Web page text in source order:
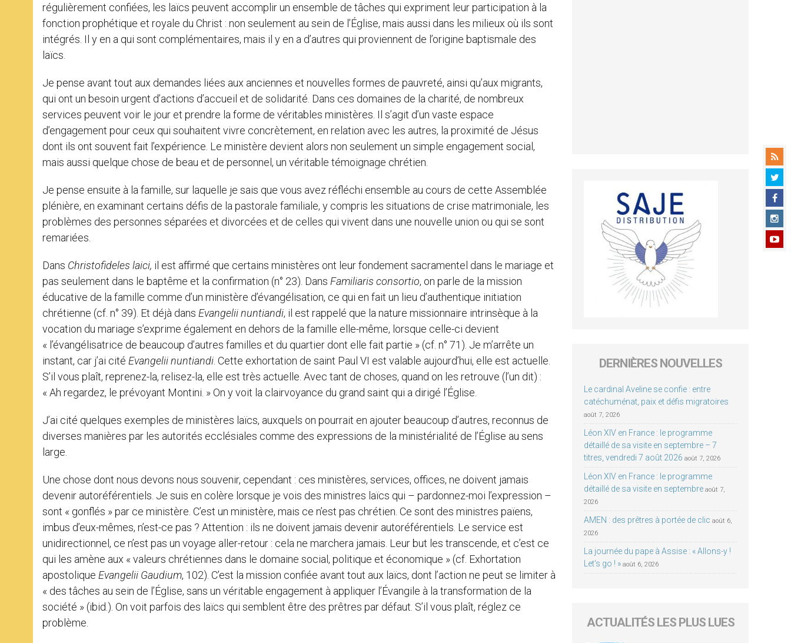
régulièrement confiées, les laïcs peuvent accomplir un ensemble de tâches qui expriment leur participation à la
fonction prophétique et royale du Christ : non seulement au sein de l’Église, mais aussi dans les milieux où ils sont
intégrés. Il y en a qui sont complémentaires, mais il y en a d’autres qui proviennent de l’origine baptismale des
laïcs.
Je pense avant tout aux demandes liées aux anciennes et nouvelles formes de pauvreté, ainsi qu’aux migrants,
qui ont un besoin urgent d’actions d’accueil et de solidarité. Dans ces domaines de la charité, de nombreux
services peuvent voir le jour et prendre la forme de véritables ministères. Il s’agit d’un vaste espace
d’engagement pour ceux qui souhaitent vivre concrètement, en relation avec les autres, la proximité de Jésus
dont ils ont souvent fait l’expérience. Le ministère devient alors non seulement un simple engagement social,
mais aussi quelque chose de beau et de personnel, un véritable témoignage chrétien.
Je pense ensuite à la famille, sur laquelle je sais que vous avez réfléchi ensemble au cours de cette Assemblée
plénière, en examinant certains défis de la pastorale familiale, y compris les situations de crise matrimoniale, les
problèmes des personnes séparées et divorcées et de celles qui vivent dans une nouvelle union ou qui se sont
remariées.
Dans Christofideles laici, il est affirmé que certains ministères ont leur fondement sacramentel dans le mariage et
pas seulement dans le baptême et la confirmation (n° 23). Dans Familiaris consortio, on parle de la mission
éducative de la famille comme d’un ministère d’évangélisation, ce qui en fait un lieu d’authentique initiation
chrétienne (cf. n° 39). Et déjà dans Evangelii nuntiandi, il est rappelé que la nature missionnaire intrinsèque à la
vocation du mariage s’exprime également en dehors de la famille elle-même, lorsque celle-ci devient
« l’évangélisatrice de beaucoup d’autres familles et du quartier dont elle fait partie » (cf. n° 71). Je m’arrête un
instant, car j’ai cité Evangelii nuntiandi . Cette exhortation de saint Paul VI est valable aujourd’hui, elle est actuelle.
S’il vous plaît, reprenez-la, relisez-la, elle est très actuelle. Avec tant de choses, quand on les retrouve (l’un dit) :
« Ah regardez, le prévoyant Montini. » On y voit la clairvoyance du grand saint qui a dirigé l’Église.
J’ai cité quelques exemples de ministères laïcs, auxquels on pourrait en ajouter beaucoup d’autres, reconnus de
diverses manières par les autorités ecclésiales comme des expressions de la ministérialité de l’Église au sens
large.
Une chose dont nous devons nous souvenir, cependant : ces ministères, services, offices, ne doivent jamais
devenir autoréférentiels. Je suis en colère lorsque je vois des ministres laïcs qui – pardonnez-moi l’expression –
sont « gonflés » par ce ministère. C’est un ministère, mais ce n’est pas chrétien. Ce sont des ministres païens,
imbus d’eux-mêmes, n’est-ce pas ? Attention : ils ne doivent jamais devenir autoréférentiels. Le service est
unidirectionnel, ce n’est pas un voyage aller-retour : cela ne marchera jamais. Leur but les transcende, et c’est ce
qui les amène aux « valeurs chrétiennes dans le domaine social, politique et économique » (cf. Exhortation
apostolique Evangelii Gaudium, 102). C’est la mission confiée avant tout aux laïcs, dont l’action ne peut se limiter à
« des tâches au sein de l’Église, sans un véritable engagement à appliquer l’Évangile à la transformation de la
société » (ibid.). On voit parfois des laïcs qui semblent être des prêtres par défaut. S’il vous plaît, réglez ce
problème.
DERNIÈRES NOUVELLES
Le cardinal Aveline se confie : entre
catéchuménat, paix et défis migratoires
août 7, 2026
Léon XIV en France : le programme
détaillé de sa visite en septembre – 7
titres, vendredi 7 août 2026 août 7, 2026
Léon XIV en France : le programme
détaillé de sa visite en septembre août 7,
2026
AMEN : des prêtres à portée de clic août 6,
2026
La journée du pape à Assise : « Allons-y !
Let’s go ! » août 6, 2026
ACTUALITÉS LES PLUS LUES